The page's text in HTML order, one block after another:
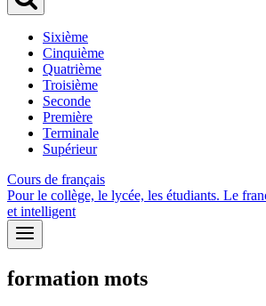
Sixième
Cinquième
Quatrième
Troisième
Seconde
Première
Terminale
Supérieur
Cours de français
Pour le collège, le lycée, les étudiants. Le
et intelligent
formation mots